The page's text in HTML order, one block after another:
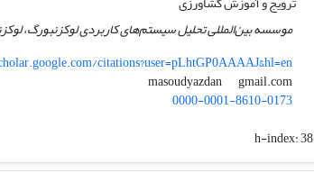
موسسه بین‌المللی تحلیل سیستم‌های کاربردی لوکزنبورگ،
citations?user=pLhtGP0AAAAJ&hl=en
masoudyazdan
gmail.com
0000-0001-8610-0173
h-index:38